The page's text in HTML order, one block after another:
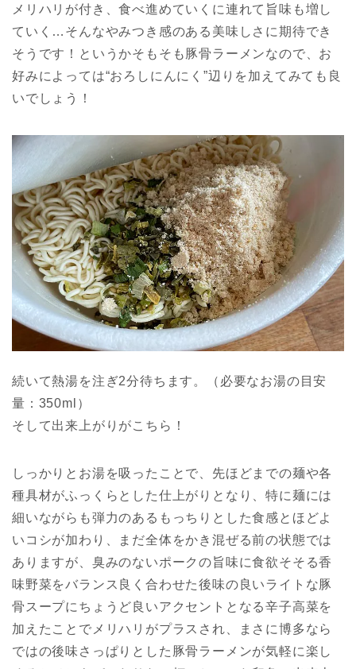
メリハリが付き、食べ進めていくに連れて旨味も増し
ていく…そんなやみつき感のある美味しさに期待でき
そうです！というかそもそも豚骨ラーメンなので、お
好みによっては“おろしにんにく”辺りを加えてみても良
いでしょう！
続いて熱湯を注ぎ2分待ちます。（必要なお湯の目安
量：350ml）
そして出来上がりがこちら！
しっかりとお湯を吸ったことで、先ほどまでの麺や各
種具材がふっくらとした仕上がりとなり、特に麺には
細いながらも弾力のあるもっちりとした食感とほどよ
いコシが加わり、まだ全体をかき混ぜる前の状態では
ありますが、臭みのないポークの旨味に食欲そそる香
味野菜をバランス良く合わせた後味の良いライトな豚
骨スープにちょうど良いアクセントとなる辛子高菜を
加えたことでメリハリがプラスされ、まさに博多なら
ではの後味さっぱりとした豚骨ラーメンが気軽に楽し